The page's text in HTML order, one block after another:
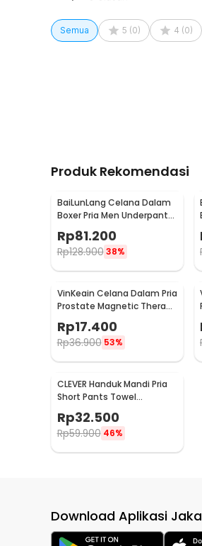
Semua 5 (0) 4 (0)
Produk Rekomendasi
BaiLunLang Celana Dalam
Boxer Pria Men Underpants
4 PCS XXXL Model 1 - 0808
Rp81.200
Rp128.900 38%
VinKeain Celana Dalam Pria
Prostate Magnetic Therapy
Rp17.400
Rp36.900 53%
CLEVER Handuk Mandi Pria
Short Pants Towel
Microfiber Soft Wearable
140x30cm - CL140
Rp32.500
Rp59.900 46%
Download Aplikasi